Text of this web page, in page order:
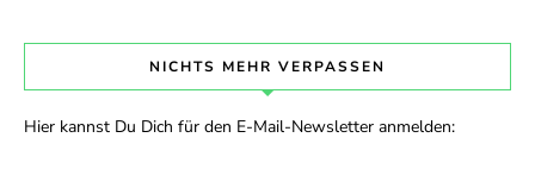
NICHTS MEHR VERPASSEN
Hier kannst Du Dich für den E-Mail-Newsletter anmelden: